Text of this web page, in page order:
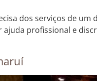
dos serviços de
profissional e